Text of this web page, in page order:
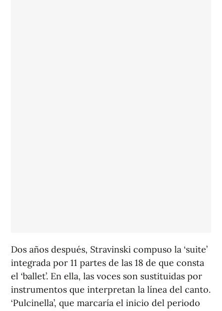
Dos años después, Stravinski compuso la ‘suite’
integrada por 11 partes de las 18 de que consta
el ‘ballet’. En ella, las voces son sustituidas por
instrumentos que interpretan la línea del canto.
‘Pulcinella’, que marcaría el inicio del periodo